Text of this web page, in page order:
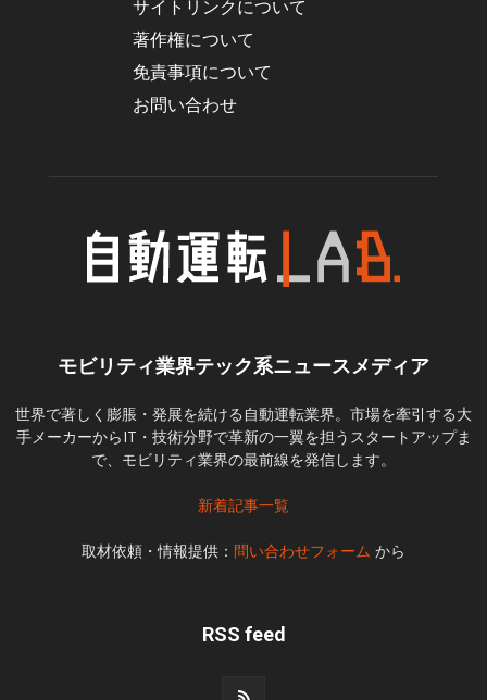
サイトリンクについて
著作権について
免責事項について
お問い合わせ
モビリティ業界テック系ニュースメディア
世界で著しく膨脹・発展を続ける自動運転業界。市場を牽引する大
手メーカーからIT・技術分野で革新の一翼を担うスタートアップま
で、モビリティ業界の最前線を発信します。
新着記事一覧
取材依頼・情報提供： 問い合わせフォーム から
RSS feed